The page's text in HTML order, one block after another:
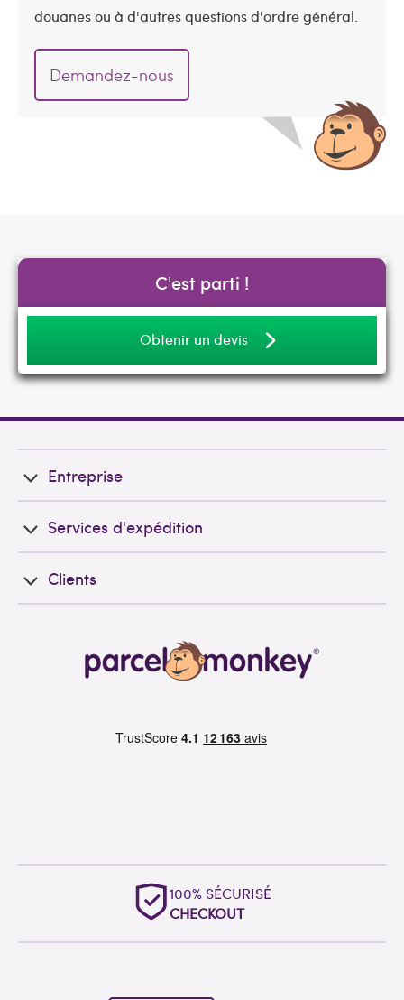
douanes ou à d'autres questions d'ordre général.
Demandez-nous
C'est parti !
Obtenir un devis
Entreprise
Services d'expédition
Clients
100% SÉCURISÉ
CHECKOUT